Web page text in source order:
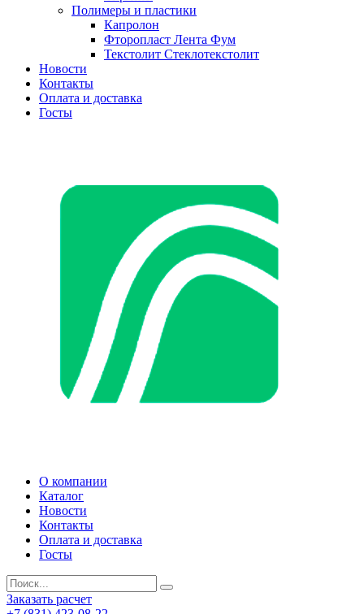
Полимеры и пластики
Капролон
Фторопласт Лента Фум
Текстолит Стеклотекстолит
Новости
Контакты
Оплата и доставка
Госты
О компании
Каталог
Новости
Контакты
Оплата и доставка
Госты
Заказать расчет